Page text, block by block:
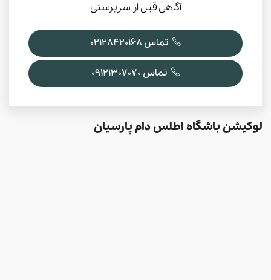
آگاهی قبل از سرپرستی
تماس 02128420168
تماس 09121307070
لوکیشن باشگاه اطلس دام پارسیان